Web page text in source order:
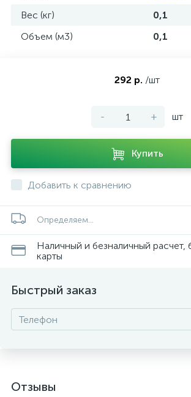
Вес (кг)
0,1
Объем (м3)
0,1
292 р. /шт
- + шт
Купить
Добавить к сравнению
Определяем...
Наличный и безналичный расчет,
карты
Быстрый заказ
Отзывы